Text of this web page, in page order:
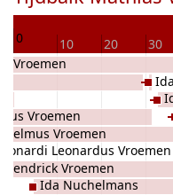
0 10 20 30
Vroemen
Vroemen
Vroemen
Leonardus Vroemen
Hendrick Vroemen
Ida Nuchelmans